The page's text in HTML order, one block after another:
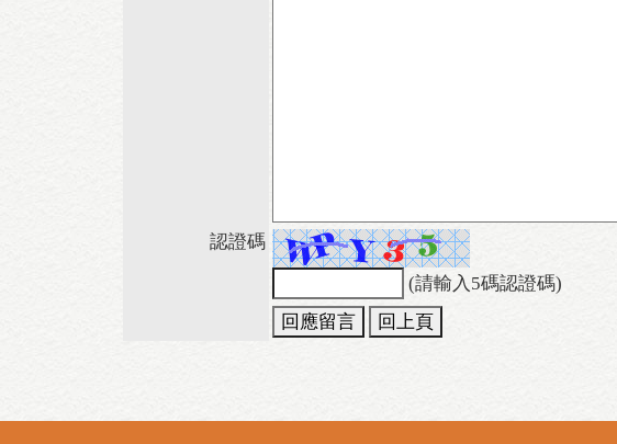
認證碼
(請輸入5碼認證碼)